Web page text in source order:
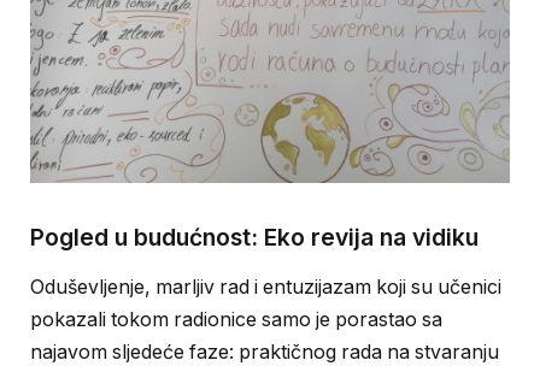
Pogled u budućnost: Eko revija na vidiku
Oduševljenje, marljiv rad i entuzijazam koji su učenici
pokazali tokom radionice samo je porastao sa
najavom sljedeće faze: praktičnog rada na stvaranju